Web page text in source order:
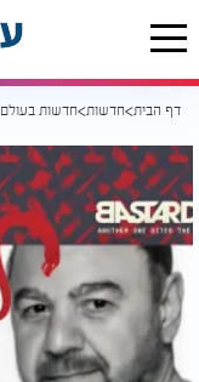
דף הבית חדשות חדשות בעולם